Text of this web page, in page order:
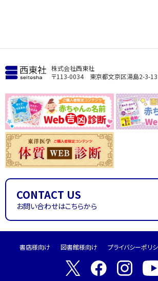
株式会社西東社
〒113-0034 東京都文京区湯島2-3-13
CONTACT US
お問い合わせはこちらから
書店様向け 図書館様向け プライバシーポリ